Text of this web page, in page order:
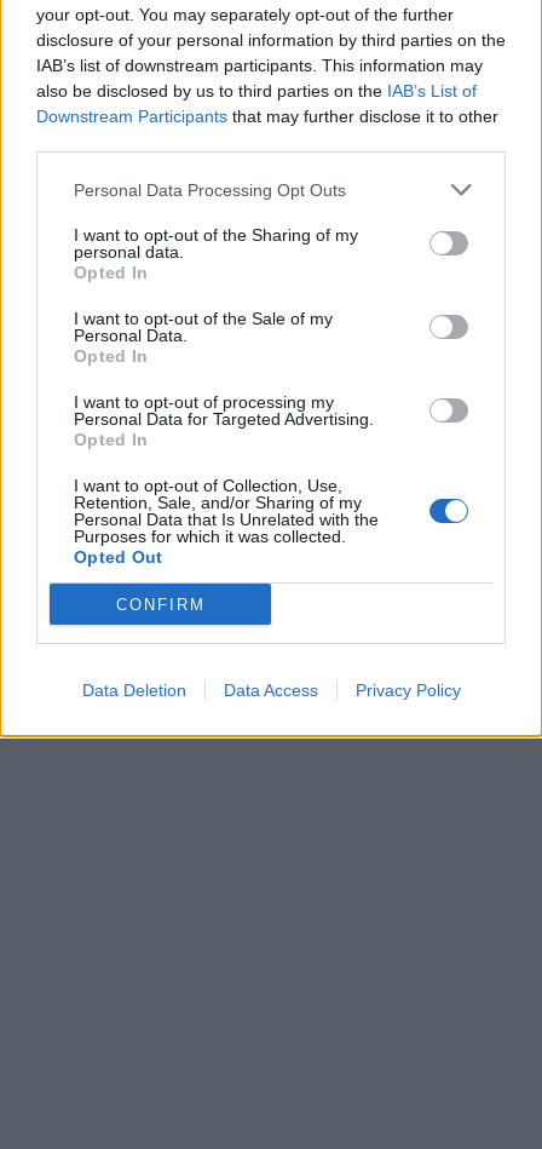
your opt-out. You may separately opt-out of the further
disclosure of your personal information by third parties on the
IAB’s list of downstream participants. This information may
also be disclosed by us to third parties on the IAB’s List of
Downstream Participants that may further disclose it to other
Personal Data Processing Opt Outs
I want to opt-out of the Sharing of my
personal data.
Opted In
I want to opt-out of the Sale of my
Personal Data.
Opted In
I want to opt-out of processing my
Personal Data for Targeted Advertising.
Opted In
I want to opt-out of Collection, Use,
Retention, Sale, and/or Sharing of my
Personal Data that Is Unrelated with the
Purposes for which it was collected.
Opted Out
CONFIRM
Data Deletion Data Access Privacy Policy